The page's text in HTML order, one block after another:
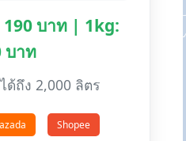
190 บาท | 1kg:
บาท
ด้ถึง 2,000 ลิตร
Shopee